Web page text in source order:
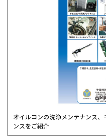
オイルコンの洗浄メンテナンス
ンスをご紹介